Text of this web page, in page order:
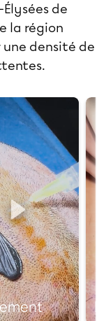
de
la région
une densité de